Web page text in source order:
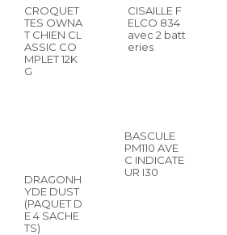
CROQUET
TES OWNA
T CHIEN CL
ASSIC CO
MPLET 12K
G
CISAILLE F
ELCO 834
avec 2 batt
eries
DRAGONH
YDE DUST
(PAQUET D
E 4 SACHE
TS)
BASCULE
PM110 AVE
C INDICATE
UR I30